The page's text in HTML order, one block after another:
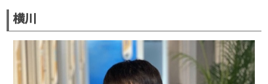
横川